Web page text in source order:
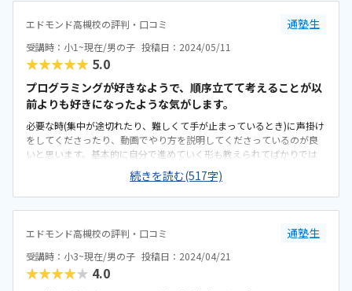
エドモンド高槻校の評判・口コミ 通塾生
受講時：小1~現在/男の子 投稿日：2024/05/11
★★★★★ 5.0
プログラミングが好きなようで、順序立てて考えることが以
前よりも好きになったような気がします。
必要な時(集中が途切れたり、難しくて手が止まっているとき)に声掛け
をしてくださったり、動画でやり方を説明してくださっているのが良
いと思います。基本的に自分で進めていく形も教えられてばかりでは
ないので良いと思います。本人はどんどん進んでいくのが楽しいよう
です。変数とか難しいワードにも習うたびにちょっとワクワクしてい
るようです。よくできているなぁと遠目で見ながら思います。マイクラ
の世界は息子にとって魅力的で、集中して取り組める場となっていま
トレスなく通えています。入るまで少し暗いのがちょっと残念です。あ
と少しのタバコのにおいも。でも店舗の一角なので仕方ないのかなと
も思っています。もう少し安いとありがたいですが、これくらいかな
とも思います。カリキュラムがよく組まれていて、動画で全て説明が簡
続きを読む(517字)
エドモンド高槻校の評判・口コミ 通塾生
受講時：小3~現在/男の子 投稿日：2024/04/21
★★★★★ 4.0